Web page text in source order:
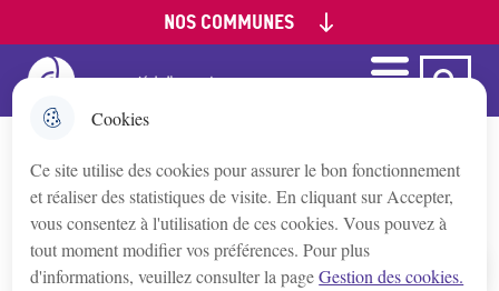
Cookies
Ce site utilise des cookies pour assurer le bon fonctionnement
et réaliser des statistiques de visite. En cliquant sur Accepter,
vous consentez à l'utilisation de ces cookies. Vous pouvez à
tout moment modifier vos préférences. Pour plus
d'informations, veuillez consulter la pageGestion des cookies.
au
menu
Aller à la
Aller au
contenu
plan du site
NOS COMMUNES
Appoigny
Augy
Auxerre
Menu
Site Patrimonial Remarquable
Accueil